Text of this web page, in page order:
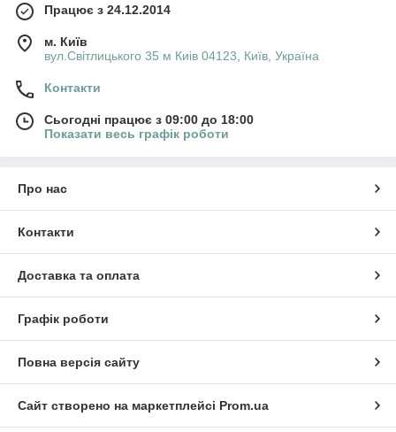
Працює з 24.12.2014
м. Київ
вул.Світлицького 35 м Киів 04123, Київ, Україна
Контакти
Сьогодні працює з 09:00 до 18:00
Показати весь графік роботи
Про нас
Контакти
Доставка та оплата
Графік роботи
Повна версія сайту
Сайт створено на маркетплейсі Prom.ua